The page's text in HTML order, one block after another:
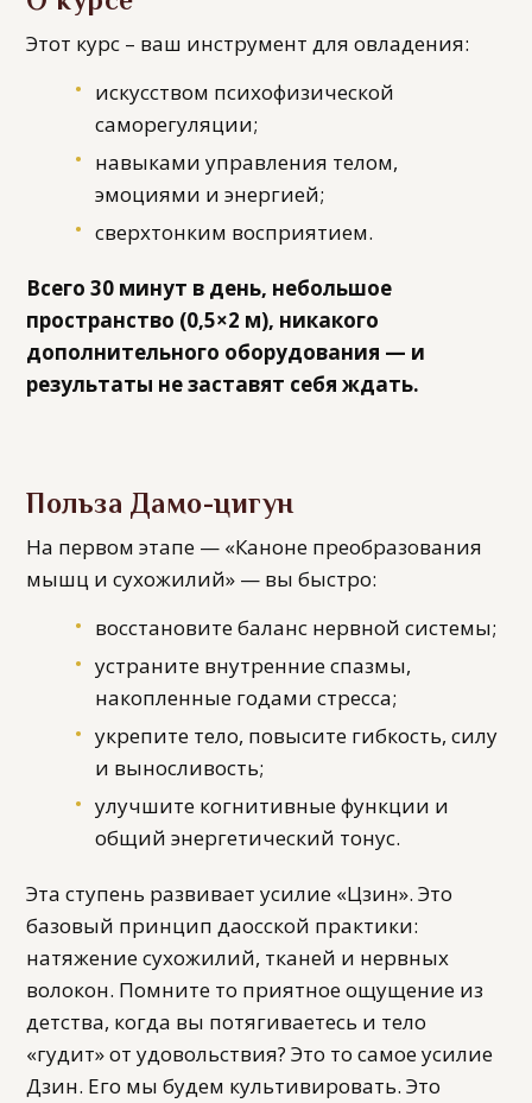
Этот курс – ваш инструмент для овладения:
искусством психофизической
саморегуляции;
навыками управления телом,
эмоциями и энергией;
сверхтонким восприятием.
Всего 30 минут в день, небольшое
пространство (0,5×2 м), никакого
дополнительного оборудования — и
результаты не заставят себя ждать.
Польза Дамо-цигун
На первом этапе — «Каноне преобразования
мышц и сухожилий» — вы быстро:
восстановите баланс нервной системы;
устраните внутренние спазмы,
накопленные годами стресса;
укрепите тело, повысите гибкость, силу
и выносливость;
улучшите когнитивные функции и
общий энергетический тонус.
Эта ступень развивает усилие «Цзин». Это
базовый принцип даосской практики:
натяжение сухожилий, тканей и нервных
волокон. Помните то приятное ощущение из
детства, когда вы потягиваетесь и тело
«гудит» от удовольствия? Это то самое усилие
Дзин. Его мы будем культивировать. Это